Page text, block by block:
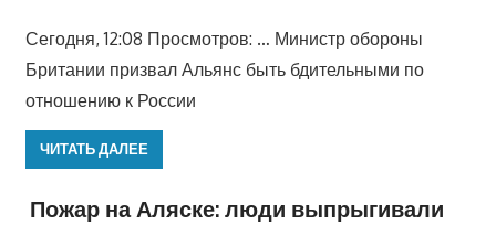
Сегодня, 12:08 Просмотров: … Министр обороны
Британии призвал Альянс быть бдительными по
отношению к России
ЧИТАТЬ ДАЛЕЕ
Пожар на Аляске: люди выпрыгивали